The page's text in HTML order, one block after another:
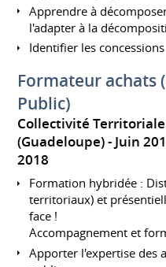
Apprendre à
l'adapter à la
Identifier les concessions
Formateur achats
Public)
Collectivité Territoriale
(Guadeloupe)
Juin
2018
Formation hybridée :
territoriaux) et
face !
Accompagnement et
Apporter l'expertise des